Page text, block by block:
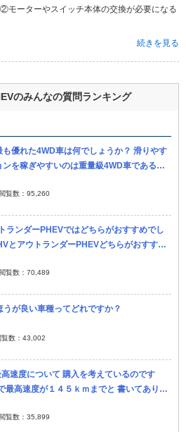
モーターやスイッチ本体の交換が必要になる
続きを見る
のみんなの質問ランキング
も優れた4WD車は何でしょうか？ 滑りやす
を稼ぎやすいのは重量級4WD車であるか
り坂カーブの走行では寧ろ危険なのではな
閲覧数： 95,260
ランダーPHEVではどちらがおすすめでし
とアウトランダーPHEVどちらがおすすめ
意見をお聞かせください。 値段として...
閲覧数： 70,489
が良い車種ってどれですか？
覧数： 43,002
速度について 購入を考えているのです
最高速度が１４５ｋｍまでと 書いてありま
？ 確かに，アコードハイブリッドやア...
閲覧数： 35,899